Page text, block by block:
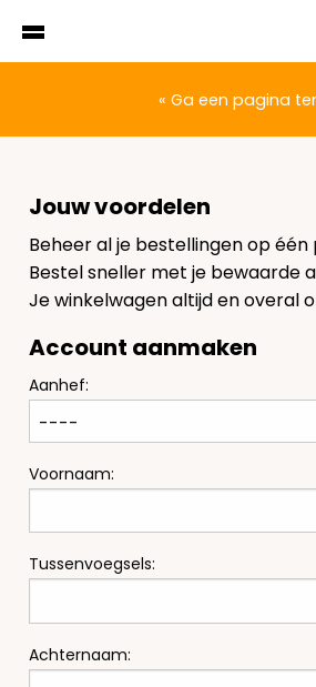
« Ga een pagina
Jouw voordelen
Beheer al je bestellingen op één
Bestel sneller met je bewaarde
Je winkelwagen altijd en overal
Account aanmaken
Aanhef:
Voornaam:
Tussenvoegsels:
Achternaam: